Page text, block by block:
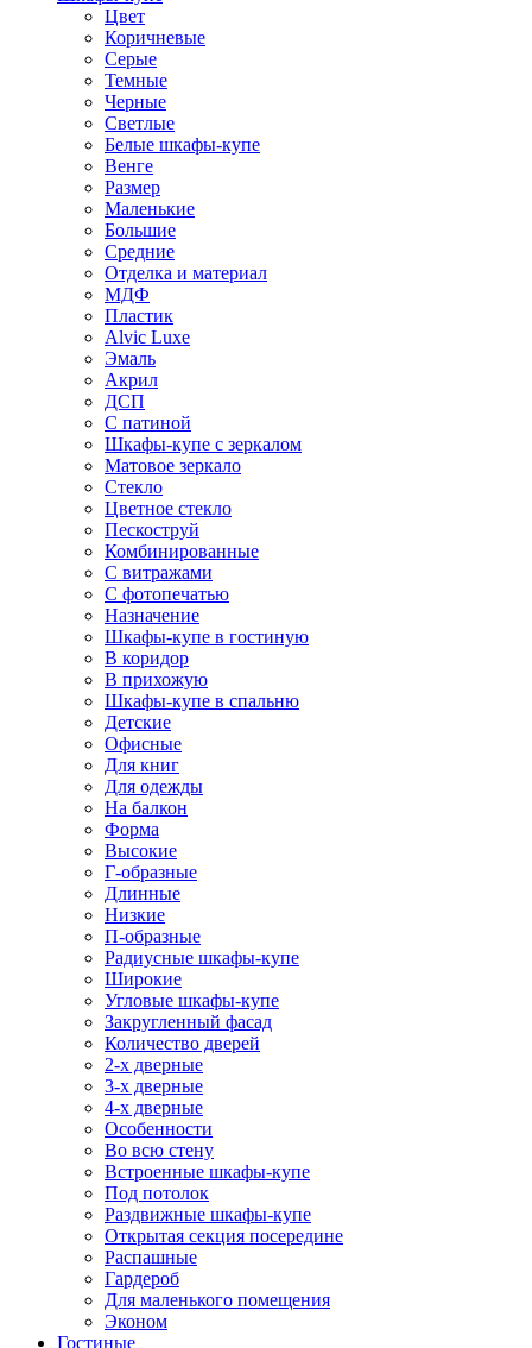
Цвет
Коричневые
Серые
Темные
Черные
Светлые
Белые шкафы-купе
Венге
Размер
Маленькие
Большие
Средние
Отделка и материал
МДФ
Пластик
Alvic Luxe
Эмаль
Акрил
ДСП
С патиной
Шкафы-купе с зеркалом
Матовое зеркало
Стекло
Цветное стекло
Пескоструй
Комбинированные
С витражами
С фотопечатью
Назначение
Шкафы-купе в гостиную
В коридор
В прихожую
Шкафы-купе в спальню
Детские
Офисные
Для книг
Для одежды
На балкон
Форма
Высокие
Г-образные
Длинные
Низкие
П-образные
Радиусные шкафы-купе
Широкие
Угловые шкафы-купе
Закругленный фасад
Количество дверей
2-х дверные
3-х дверные
4-х дверные
Особенности
Во всю стену
Встроенные шкафы-купе
Под потолок
Раздвижные шкафы-купе
Открытая секция посередине
Распашные
Гардероб
Для маленького помещения
Эконом
Гостиные